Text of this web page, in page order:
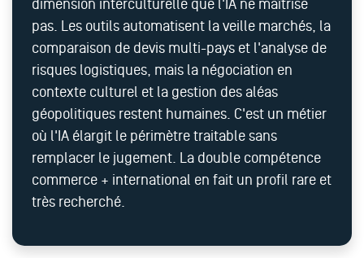
dimension interculturelle que l'IA ne maîtrise
pas. Les outils automatisent la veille marchés, la
comparaison de devis multi-pays et l'analyse de
risques logistiques, mais la négociation en
contexte culturel et la gestion des aléas
géopolitiques restent humaines. C'est un métier
où l'IA élargit le périmètre traitable sans
remplacer le jugement. La double compétence
commerce + international en fait un profil rare et
très recherché.